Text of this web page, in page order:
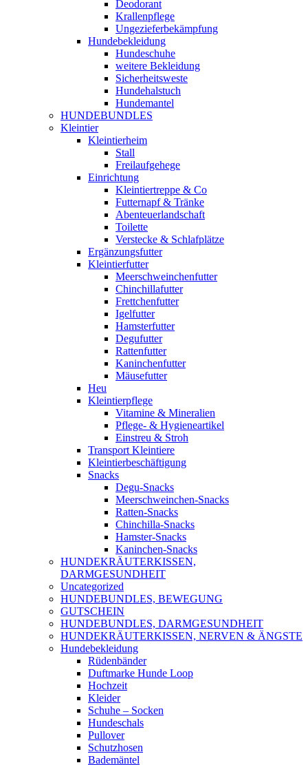
Deodorant
Krallenpflege
Ungezieferbekämpfung
Hundebekleidung
Hundeschuhe
weitere Bekleidung
Sicherheitsweste
Hundehalstuch
Hundemantel
HUNDEBUNDLES
Kleintier
Kleintierheim
Stall
Freilaufgehege
Einrichtung
Kleintiertreppe & Co
Futternapf & Tränke
Abenteuerlandschaft
Toilette
Verstecke & Schlafplätze
Ergänzungsfutter
Kleintierfutter
Meerschweinchenfutter
Chinchillafutter
Frettchenfutter
Igelfutter
Hamsterfutter
Degufutter
Rattenfutter
Kaninchenfutter
Mäusefutter
Heu
Kleintierpflege
Vitamine & Mineralien
Pflege- & Hygieneartikel
Einstreu & Stroh
Transport Kleintiere
Kleintierbeschäftigung
Snacks
Degu-Snacks
Meerschweinchen-Snacks
Ratten-Snacks
Chinchilla-Snacks
Hamster-Snacks
Kaninchen-Snacks
HUNDEKRÄUTERKISSEN,
DARMGESUNDHEIT
Uncategorized
HUNDEBUNDLES, BEWEGUNG
GUTSCHEIN
HUNDEBUNDLES, DARMGESUNDHEIT
HUNDEKRÄUTERKISSEN, NERVEN & ÄNGSTE
Hundebekleidung
Rüdenbänder
Duftmarke Hunde Loop
Hochzeit
Kleider
Schuhe – Socken
Hundeschals
Pullover
Schutzhosen
Bademäntel